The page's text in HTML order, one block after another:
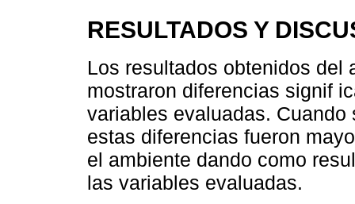
RESULTADOS Y
Los resultados obtenidos del
mostraron diferencias signif
variables evaluadas.
estas diferencias fueron
el ambiente dando como
las variables evaluadas.